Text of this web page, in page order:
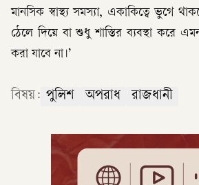
মানসিক স্বাস্থ্য সমস্যা, একাকিত্বে ভুগে
ঠেলে দিয়ে বা শুধু শাস্তির ব্যবস্থা করে
করা যাবে না।’
বিষয়: পুলিশ অপরাধ রাজধানী